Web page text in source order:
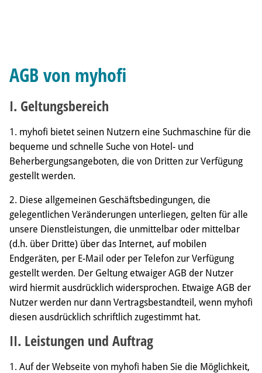
AGB von myhofi
I. Geltungsbereich
1. myhofi bietet seinen Nutzern eine Suchmaschine für die
bequeme und schnelle Suche von Hotel- und
Beherbergungsangeboten, die von Dritten zur Verfügung
gestellt werden.
2. Diese allgemeinen Geschäftsbedingungen, die
gelegentlichen Veränderungen unterliegen, gelten für alle
unsere Dienstleistungen, die unmittelbar oder mittelbar
(d.h. über Dritte) über das Internet, auf mobilen
Endgeräten, per E-Mail oder per Telefon zur Verfügung
gestellt werden. Der Geltung etwaiger AGB der Nutzer
wird hiermit ausdrücklich widersprochen. Etwaige AGB der
Nutzer werden nur dann Vertragsbestandteil, wenn myhofi
diesen ausdrücklich schriftlich zugestimmt hat.
II. Leistungen und Auftrag
1. Auf der Webseite von myhofi haben Sie die Möglichkeit,
AGB
Impressum
WG